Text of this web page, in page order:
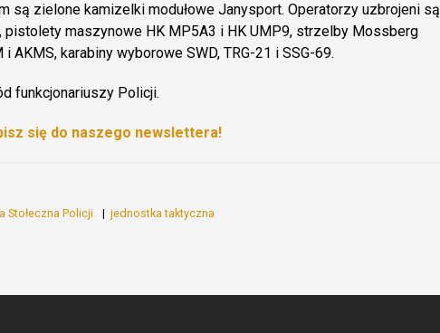
są zielone kamizelki modułowe Janysport. Operatorzy uzbrojeni są
pistolety maszynowe HK MP5A3 i HK UMP9, strzelby Mossberg
AKMS, karabiny wyborowe SWD, TRG-21 i SSG-69.
funkcjonariuszy Policji.
się do naszego newslettera!
Stołeczna Policji jednostka taktyczna